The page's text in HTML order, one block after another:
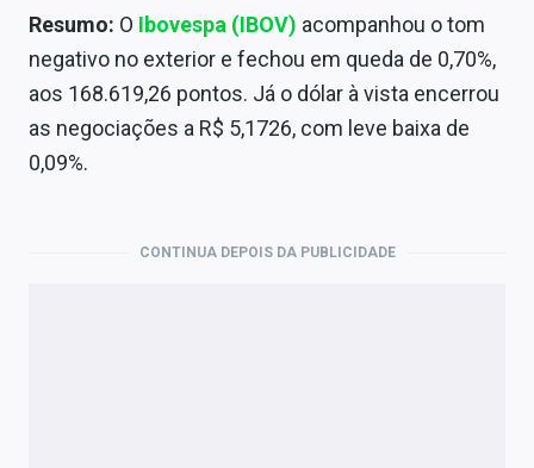
Mercados
Economia
Resumo: O Ibovespa (IBOV) acompanhou o tom
negativo no exterior e fechou em queda de 0,70%,
aos 168.619,26 pontos. Já o dólar à vista encerrou
as negociações a R$ 5,1726, com leve baixa de
0,09%.
CONTINUA DEPOIS DA PUBLICIDADE